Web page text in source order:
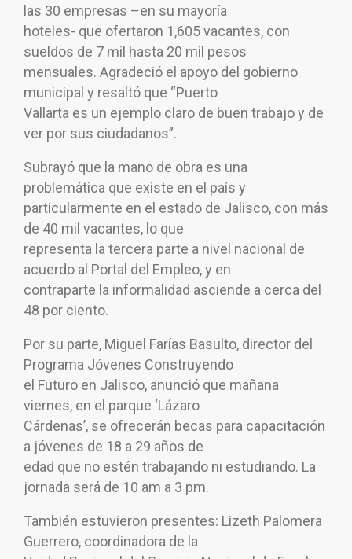
las 30 empresas –en su mayoría
hoteles- que ofertaron 1,605 vacantes, con
sueldos de 7 mil hasta 20 mil pesos
mensuales. Agradeció el apoyo del gobierno
municipal y resaltó que “Puerto
Vallarta es un ejemplo claro de buen trabajo y de
ver por sus ciudadanos”.
Subrayó que la mano de obra es una
problemática que existe en el país y
particularmente en el estado de Jalisco, con más
de 40 mil vacantes, lo que
representa la tercera parte a nivel nacional de
acuerdo al Portal del Empleo, y en
contraparte la informalidad asciende a cerca del
48 por ciento.
Por su parte, Miguel Farías Basulto, director del
Programa Jóvenes Construyendo
el Futuro en Jalisco, anunció que mañana
viernes, en el parque ‘Lázaro
Cárdenas’, se ofrecerán becas para capacitación
a jóvenes de 18 a 29 años de
edad que no estén trabajando ni estudiando. La
jornada será de 10 am a 3 pm.
También estuvieron presentes: Lizeth Palomera
Guerrero, coordinadora de la